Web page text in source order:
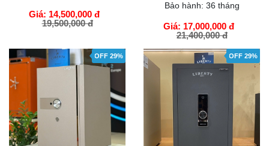
Giá: 14,500,000 đ
19,500,000 đ
Bảo hành: 36 tháng
Giá: 17,000,000 đ
21,400,000 đ
GIỎ HÀNG
OFF 29% OFF 29%